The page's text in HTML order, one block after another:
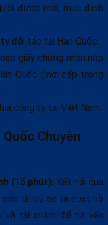
được mời, mục đích
đối tác tại Hàn Quốc.
giấy chứng nhận nộp
Quốc (mới cấp trong
công ty tại Việt Nam.
Chuyên
(15 phút): Kết nối qua
viên di trú sẽ rà soát hồ
và tài chính để tư vấn